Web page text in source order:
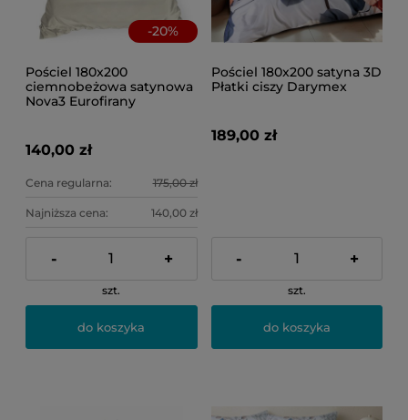
-20%
Pościel 180x200
ciemnobeżowa satynowa
Nova3 Eurofirany
140,00 zł
Cena regularna: 175,00 zł
Najniższa cena: 140,00 zł
- +
szt.
do koszyka
Pościel 180x200 satyna 3D
Płatki ciszy Darymex
189,00 zł
- +
szt.
do koszyka